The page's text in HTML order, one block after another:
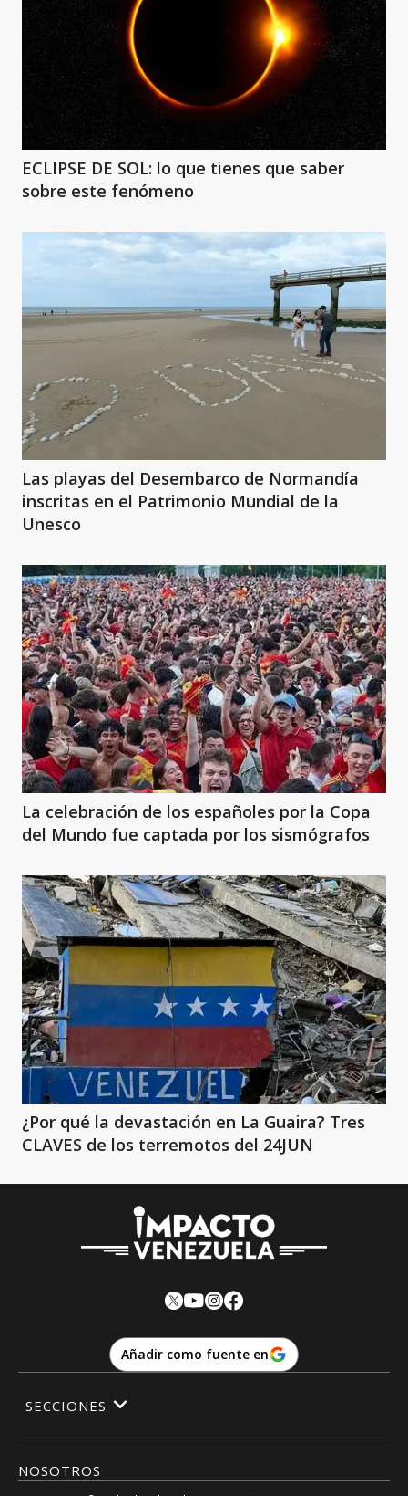
ECLIPSE DE SOL: lo que tienes que saber
sobre este fenómeno
Las playas del Desembarco de Normandía
inscritas en el Patrimonio Mundial de la
Unesco
La celebración de los españoles por la Copa
del Mundo fue captada por los sismógrafos
¿Por qué la devastación en La Guaira? Tres
CLAVES de los terremotos del 24JUN
Añadir como fuente en
NOSOTROS
SECCIONES